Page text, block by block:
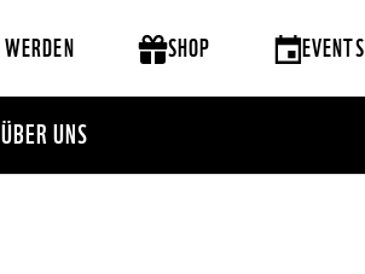
SHOP EVENTS
ÜBER UNS